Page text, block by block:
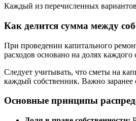
Каждый из перечисленных
Как делится сумма между
При проведении капитального
расходов основано на долях
Следует учитывать, что сметы на
каждый собственник. Важно заранее
Основные принципы